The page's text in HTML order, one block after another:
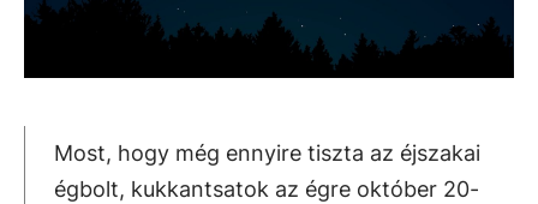
Most, hogy még ennyire tiszta az éjszakai
égbolt, kukkantsatok az égre október 20-